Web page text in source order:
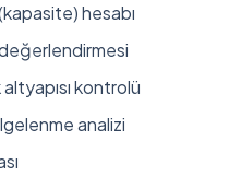
hesabı
kontrolü
analizi